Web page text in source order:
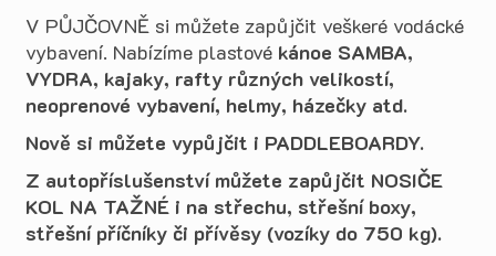
V PŮJČOVNĚ si můžete zapůjčit veškeré vodácké
vybavení. Nabízíme plastové kánoe SAMBA,
VYDRA, kajaky, rafty různých velikostí,
neoprenové vybavení, helmy, házečky atd.
Nově si můžete vypůjčit i PADDLEBOARDY.
Z autopříslušenství můžete zapůjčit NOSIČE
KOL NA TAŽNÉ i na střechu, střešní boxy,
střešní příčníky či přívěsy (vozíky do 750 kg).